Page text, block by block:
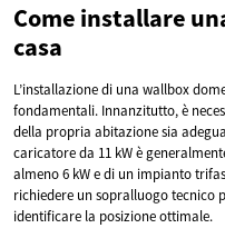
Come installare
casa
L’installazione di una wallbox
fondamentali. Innanzitutto, è
della propria abitazione sia
caricatore da 11 kW è
almeno 6 kW e di un impianto
richiedere un sopralluogo tecnico
identificare la posizione ottimale.